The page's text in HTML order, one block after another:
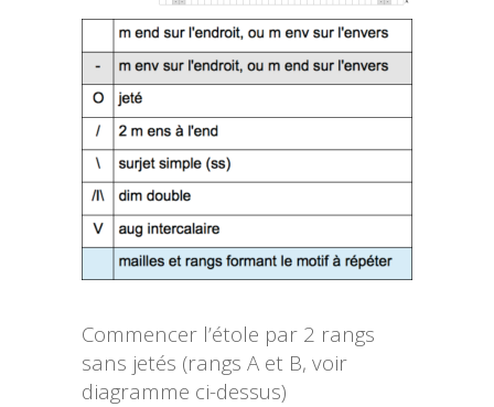
Commencer l’étole par 2 rangs
sans jetés (rangs A et B, voir
diagramme ci-dessus)